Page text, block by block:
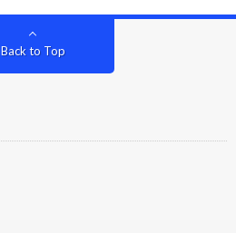
Back to Top